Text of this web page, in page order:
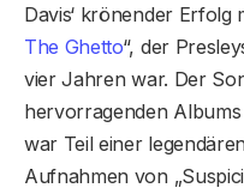
Davis‘ krönender Erfolg
The Ghetto“, der
vier Jahren war. Der
hervorragenden Albums
war Teil einer
Aufnahmen von